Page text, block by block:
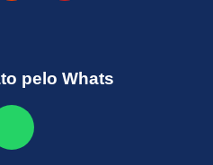
pelo Whats